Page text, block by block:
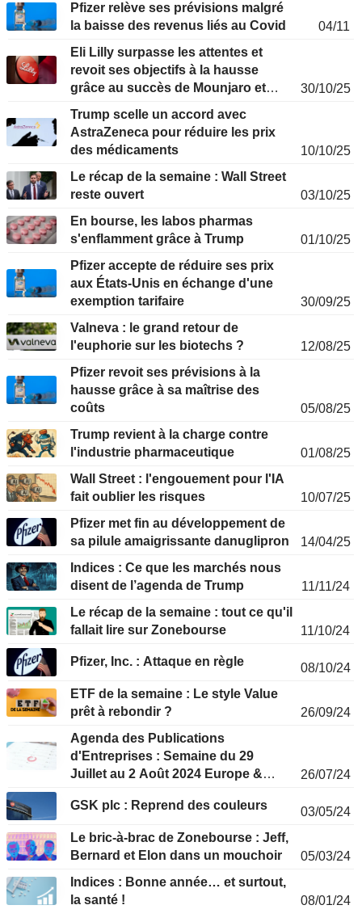
Pfizer relève ses prévisions malgré
la baisse des revenus liés au Covid
04/11
Eli Lilly surpasse les attentes et
revoit ses objectifs à la hausse
grâce au succès de Mounjaro et
30/10/25
Trump scelle un accord avec
AstraZeneca pour réduire les prix
des médicaments
10/10/25
Le récap de la semaine : Wall Street
reste ouvert
03/10/25
En bourse, les labos pharmas
s'enflamment grâce à Trump
01/10/25
Pfizer accepte de réduire ses prix
aux États-Unis en échange d'une
exemption tarifaire
30/09/25
Valneva : le grand retour de
l'euphorie sur les biotechs ?
12/08/25
Pfizer revoit ses prévisions à la
hausse grâce à sa maîtrise des
coûts
05/08/25
Trump revient à la charge contre
l'industrie pharmaceutique
01/08/25
Wall Street : l'engouement pour l'IA
fait oublier les risques
10/07/25
Pfizer met fin au développement de
sa pilule amaigrissante danuglipron
14/04/25
Indices : Ce que les marchés nous
disent de l’agenda de Trump
11/11/24
Le récap de la semaine : tout ce qu'il
fallait lire sur Zonebourse
11/10/24
Pfizer, Inc. : Attaque en règle
08/10/24
ETF de la semaine : Le style Value
prêt à rebondir ?
26/09/24
Agenda des Publications
d'Entreprises : Semaine du 29
Juillet au 2 Août 2024 Europe &
26/07/24
GSK plc : Reprend des couleurs
03/05/24
Le bric-à-brac de Zonebourse : Jeff,
Bernard et Elon dans un mouchoir
05/03/24
Indices : Bonne année… et surtout,
la santé !
08/01/24